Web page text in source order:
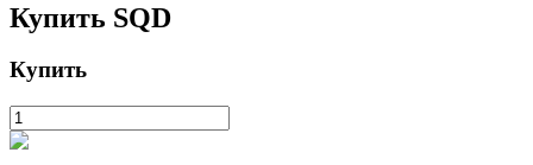
Launchpool
Купить SQD
Купить